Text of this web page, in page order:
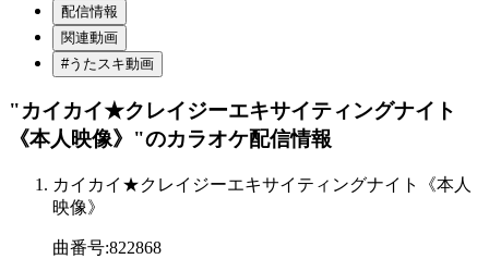
配信情報
関連動画
#うたスキ動画
"カイカイ★クレイジーエキサイティングナイト
《本人映像》"のカラオケ配信情報
カイカイ★クレイジーエキサイティングナイト《本人
映像》
曲番号:822868